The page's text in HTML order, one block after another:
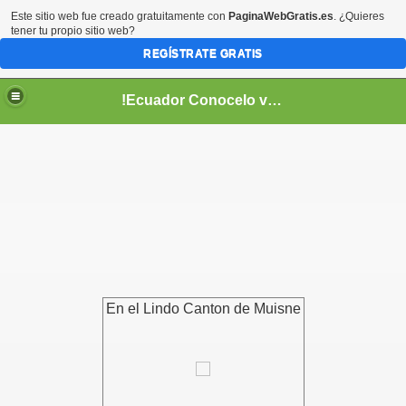
!Ecuador Conocelo vivelo!
En el Lindo Canton de Muisne
Este sitio web fue creado gratuitamente con PaginaWebGratis.es. ¿Quieres
tener tu propio sitio web?
REGÍSTRATE GRATIS